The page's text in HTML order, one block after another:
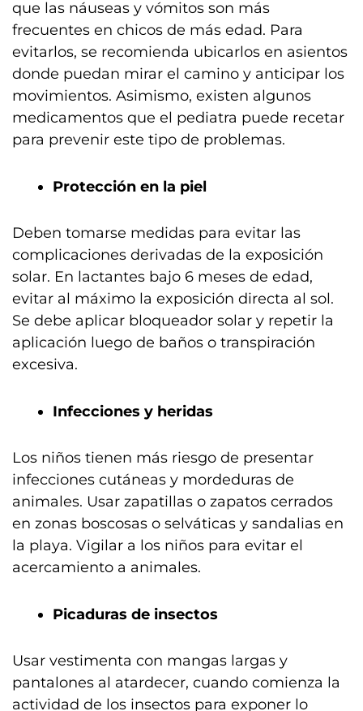
que las náuseas y vómitos son más
frecuentes en chicos de más edad. Para
evitarlos, se recomienda ubicarlos en asientos
donde puedan mirar el camino y anticipar los
movimientos. Asimismo, existen algunos
medicamentos que el pediatra puede recetar
para prevenir este tipo de problemas.
Protección en la piel
Deben tomarse medidas para evitar las
complicaciones derivadas de la exposición
solar. En lactantes bajo 6 meses de edad,
evitar al máximo la exposición directa al sol.
Se debe aplicar bloqueador solar y repetir la
aplicación luego de baños o transpiración
excesiva.
Infecciones y heridas
Los niños tienen más riesgo de presentar
infecciones cutáneas y mordeduras de
animales. Usar zapatillas o zapatos cerrados
en zonas boscosas o selváticas y sandalias en
la playa. Vigilar a los niños para evitar el
acercamiento a animales.
Picaduras de insectos
Usar vestimenta con mangas largas y
pantalones al atardecer, cuando comienza la
actividad de los insectos para exponer lo